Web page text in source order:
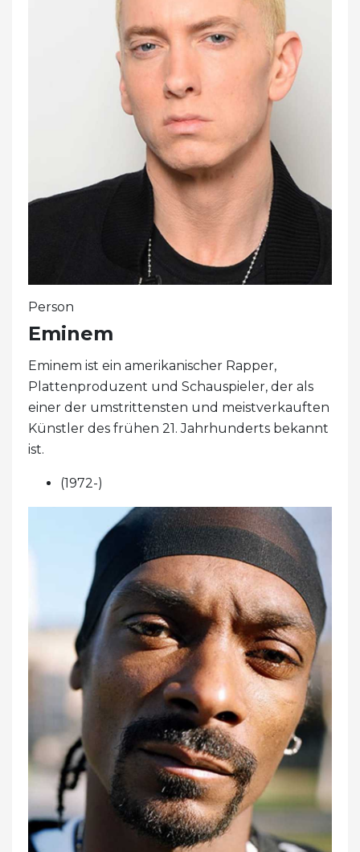
Person
Eminem
Eminem ist ein amerikanischer Rapper,
Plattenproduzent und Schauspieler, der als
einer der umstrittensten und meistverkauften
Künstler des frühen 21. Jahrhunderts bekannt
ist.
(1972-)